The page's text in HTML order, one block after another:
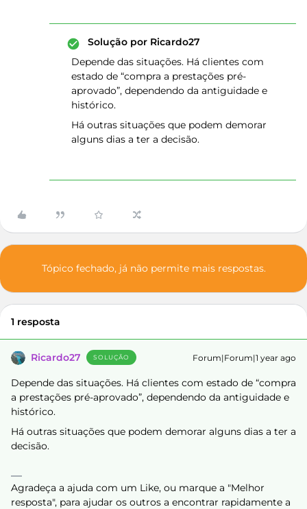
Solução por Ricardo27
Depende das situações. Há clientes com
estado de “compra a prestações pré-
aprovado”, dependendo da antiguidade e
histórico.
Há outras situações que podem demorar
alguns dias a ter a decisão.
Tópico fechado, já não permite mais respostas.
1 resposta
Ricardo27 SOLUÇÃO Forum|Forum|1 year ago
Depende das situações. Há clientes com estado de “compra
a prestações pré-aprovado”, dependendo da antiguidade e
histórico.
Há outras situações que podem demorar alguns dias a ter a
decisão.
Agradeça a ajuda com um Like, ou marque a "Melhor
resposta", para ajudar os outros a encontrar rapidamente a